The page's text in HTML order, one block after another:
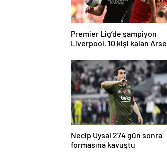
Premier Lig’de şampiyon
Liverpool, 10 kişi kalan
Necip Uysal 274 gün sonra
formasına kavuştu